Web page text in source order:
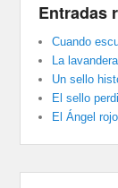
Entradas
Cuando
La
Un sello
El sello
El Ángel